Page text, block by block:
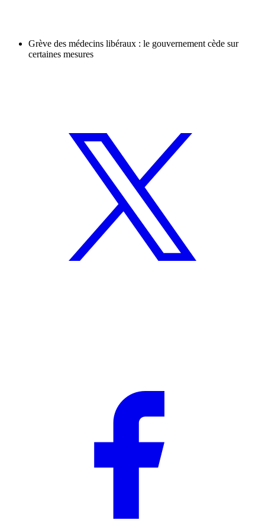
Grève des médecins libéraux : le gouvernement cède sur
certaines mesures